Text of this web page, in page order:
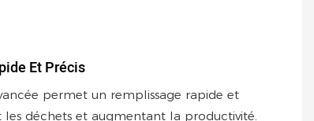
Et Précis
permet un remplissage rapide et
les déchets et augmentant la productivité.